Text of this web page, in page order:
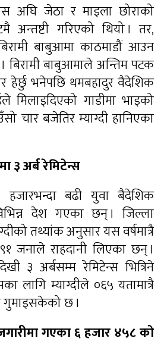
जेठा र माइला छोराको
अन्तष्टी गरिएको थियो । तर,
बाबुआमा काठमाडौं आउन
बिरामी बाबुआमाले अन्तिम पटक
हेर्छु भनेपछि थमबहादुर वैदेशिक
मिलाइदिएको गाडीमा भाइको
चार बजेतिर म्याग्दी हानिएका
३ अर्ब रेमिटेन्स
हजारभन्दा बढी युवा बैदेशिक
देश गएका छन् । जिल्ला
तथ्यांक अनुसार यस वर्षमात्रै
राहदानी लिएका छन् ।
३ अर्बसम्म रेमिटेन्स भित्रिने
लागि म्याग्दीले ०६५ यतामात्रै
गुमाइसकेको छ ।
गएका ६ हजार ४५८ को